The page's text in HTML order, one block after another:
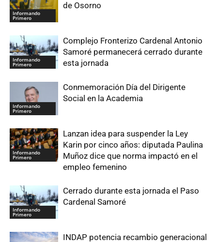
Informando
Primero
de Osorno
Informando
Primero
Complejo Fronterizo Cardenal Antonio
Samoré permanecerá cerrado durante
esta jornada
Informando
Primero
Conmemoración Día del Dirigente
Social en la Academia
Informando
Primero
Lanzan idea para suspender la Ley
Karin por cinco años: diputada Paulina
Muñoz dice que norma impactó en el
empleo femenino
Informando
Primero
Cerrado durante esta jornada el Paso
Cardenal Samoré
INDAP potencia recambio generacional